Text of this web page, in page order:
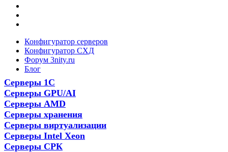
Конфигуратор серверов
Конфигуратор СХД
Форум 3nity.ru
Блог
Серверы 1С
Серверы GPU/AI
Серверы AMD
Серверы хранения
Серверы виртуализации
Серверы Intel Xeon
Серверы СРК